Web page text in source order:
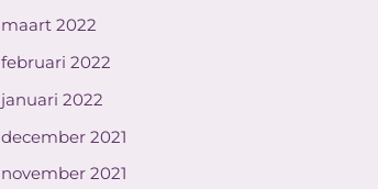
maart 2022
februari 2022
januari 2022
december 2021
november 2021